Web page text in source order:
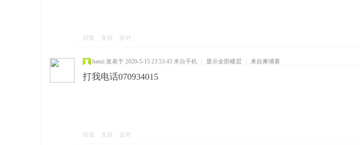
回复 支持 反对
hanzi 发表于 2020-5-15 23:53:43 来自手机 显示全部楼层 来自柬埔寨
打我电话070934015
回复 支持 反对